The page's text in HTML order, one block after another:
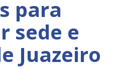
para
sede e
Juazeiro